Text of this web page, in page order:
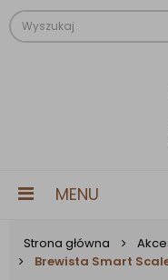
MENU
Strona główna
Brewista Smart